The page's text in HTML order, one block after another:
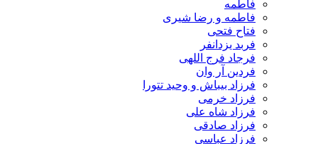
فاطمه
فاطمه و رضا شیری
فتاح فتحی
فربد یزدانفر
فرجاد فرج اللهی
فردین آر وان
فرزاد بیباش و وحید تتورا
فرزاد خرمی
فرزاد شاه علی
فرزاد صادقی
فرزاد عباسی